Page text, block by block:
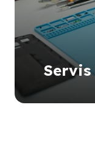
Servis